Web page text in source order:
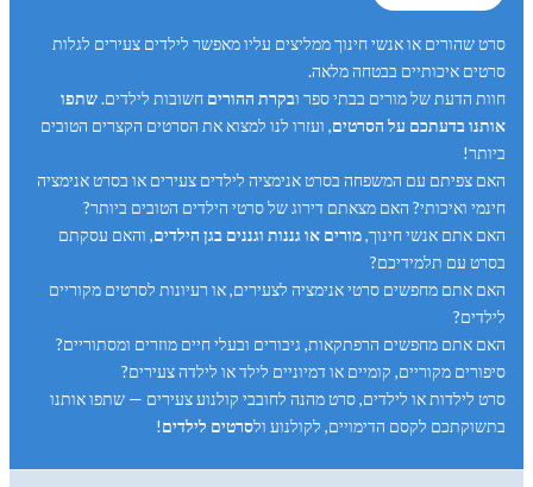
סרט שהורים או אנשי חינוך ממליצים עליו מאפשר לילדים צעירים לגלות
סרטים איכותיים בבטחה מלאה.
חוות הדעת של מורים בבתי ספר ובקרת ההורים חשובות לילדים.שתפו
אותנו בדעתכם על הסרטים, ועזרו לנו למצוא את הסרטים הקצרים הטובים
ביותר!
האם צפיתם עם המשפחה בסרט אנימציה לילדים צעירים או בסרט אנימציה
חינמי ואיכותי? האם מצאתם דירוג של סרטי הילדים הטובים ביותר?
האם אתם אנשי חינוך,מורים או גננות וגננים בגן הילדים, והאם עסקתם
בסרט עם תלמידיכם?
האם אתם מחפשים סרטי אנימציה לצעירים, או רעיונות לסרטים מקוריים
לילדים?
האם אתם מחפשים הרפתקאות, גיבורים ובעלי חיים מוזרים ומסתוריים?
סיפורים מקוריים, קומיים או דמיוניים לילד או לילדה צעירים?
סרט לילדות או לילדים, סרט מהנה לחובבי קולנוע צעירים — שתפו אותנו
בתשוקתכם לקסם הדימויים, לקולנוע ולסרטים לילדים!